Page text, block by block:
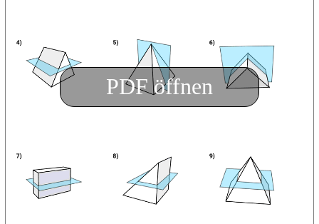
PDF öffnen